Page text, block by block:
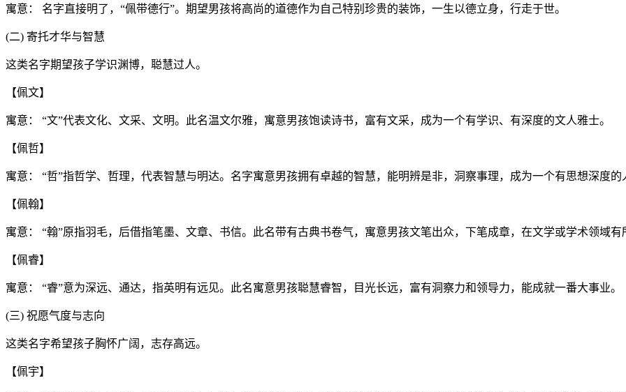
寓意： 名字直接明了，“佩带德行”。期望男孩将高尚的道德作为自己特别珍贵的装饰，一生以德立身，行走于世。
(二) 寄托才华与智慧
这类名字期望孩子学识渊博，聪慧过人。
【佩文】
寓意： “文”代表文化、文采、文明。此名温文尔雅，寓意男孩饱读诗书，富有文采，成为一个有学识、有深度的文人雅士。
【佩哲】
寓意： “哲”指哲学、哲理，代表智慧与明达。名字寓意男孩拥有卓越的智慧，能明辨是非，洞察事理，成为一个有思想深度的
【佩翰】
寓意： “翰”原指羽毛，后借指笔墨、文章、书信。此名带有古典书卷气，寓意男孩文笔出众，下笔成章，在文学或学术领域有
【佩睿】
寓意： “睿”意为深远、通达，指英明有远见。此名寓意男孩聪慧睿智，目光长远，富有洞察力和领导力，能成就一番大事业。
(三) 祝愿气度与志向
这类名字希望孩子胸怀广阔，志存高远。
【佩宇】